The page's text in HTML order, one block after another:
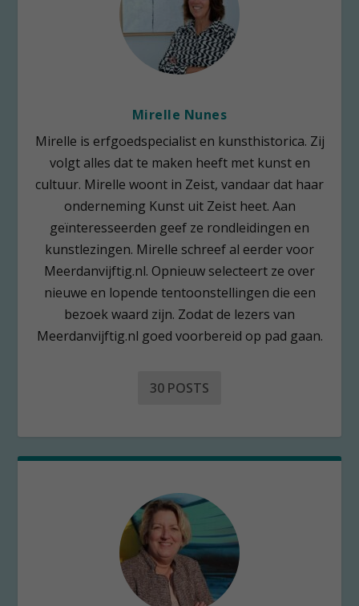
Mirelle Nunes
Mirelle is erfgoedspecialist en kunsthistorica. Zij
volgt alles dat te maken heeft met kunst en
cultuur. Mirelle woont in Zeist, vandaar dat haar
onderneming Kunst uit Zeist heet. Aan
geïnteresseerden geef ze rondleidingen en
kunstlezingen. Mirelle schreef al eerder voor
Meerdanvijftig.nl. Opnieuw selecteert ze over
nieuwe en lopende tentoonstellingen die een
bezoek waard zijn. Zodat de lezers van
Meerdanvijftig.nl goed voorbereid op pad gaan.
30 POSTS